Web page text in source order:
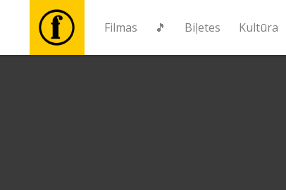
Filmas 🎵 Biļetes Kultūra